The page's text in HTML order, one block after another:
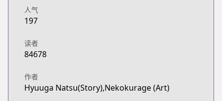
https://global.manga-up.com/manga/164
Official Site
https://squareenixmangaandbooks.square-enix-
Official Site
http://www.jp.square-enix.com/magazine/
人气
197
读者
84678
作者
Hyuuga Natsu(Story),Nekokurage (Art)